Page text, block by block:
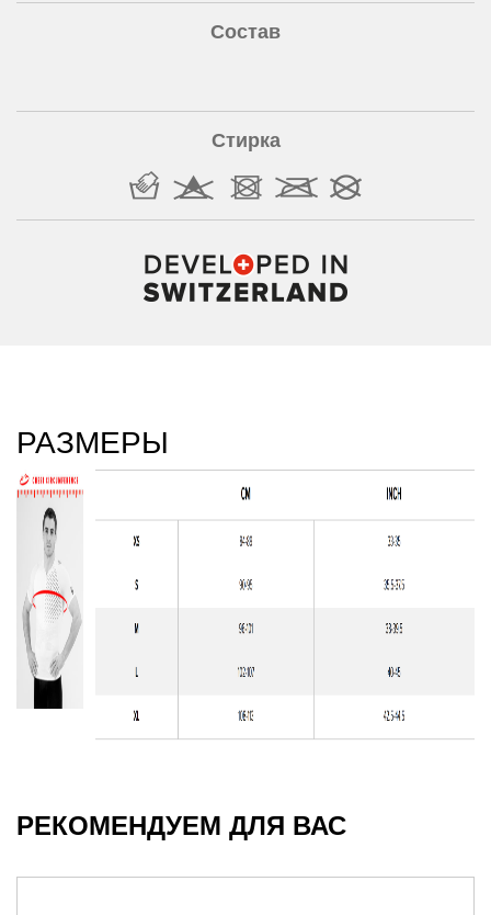
Состав
Стирка
РАЗМЕРЫ
РЕКОМЕНДУЕМ ДЛЯ ВАС